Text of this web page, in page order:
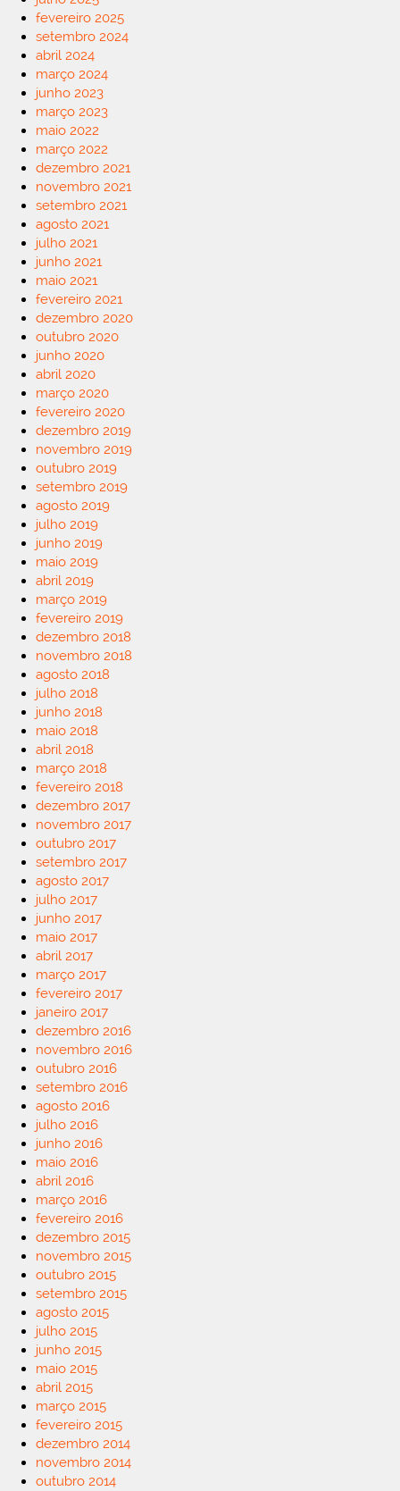
fevereiro 2025
setembro 2024
abril 2024
março 2024
junho 2023
março 2023
maio 2022
março 2022
dezembro 2021
novembro 2021
setembro 2021
agosto 2021
julho 2021
junho 2021
maio 2021
fevereiro 2021
dezembro 2020
outubro 2020
junho 2020
abril 2020
março 2020
fevereiro 2020
dezembro 2019
novembro 2019
outubro 2019
setembro 2019
agosto 2019
julho 2019
junho 2019
maio 2019
abril 2019
março 2019
fevereiro 2019
dezembro 2018
novembro 2018
agosto 2018
julho 2018
junho 2018
maio 2018
abril 2018
março 2018
fevereiro 2018
dezembro 2017
novembro 2017
outubro 2017
setembro 2017
agosto 2017
julho 2017
junho 2017
maio 2017
abril 2017
março 2017
fevereiro 2017
janeiro 2017
dezembro 2016
novembro 2016
outubro 2016
setembro 2016
agosto 2016
julho 2016
junho 2016
maio 2016
abril 2016
março 2016
fevereiro 2016
dezembro 2015
novembro 2015
outubro 2015
setembro 2015
agosto 2015
julho 2015
junho 2015
maio 2015
abril 2015
março 2015
fevereiro 2015
dezembro 2014
novembro 2014
outubro 2014